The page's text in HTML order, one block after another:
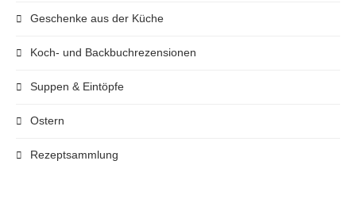
Geschenke aus der Küche
Koch- und Backbuchrezensionen
Suppen & Eintöpfe
Ostern
Rezeptsammlung